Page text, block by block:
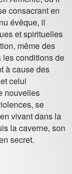
consacrant en
évêque, il
et spirituelles
même des
conditions de
à cause des
celui
nouvelles
se
vivant dans la
la caverne, son
secret.